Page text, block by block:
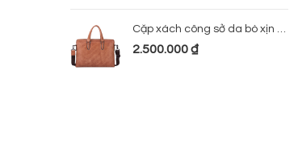
Cặp xách công sở da bò xịn 224
2.500.000₫